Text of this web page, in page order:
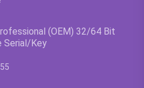
(OEM) 32/64 Bit
Serial/Key
uit 5